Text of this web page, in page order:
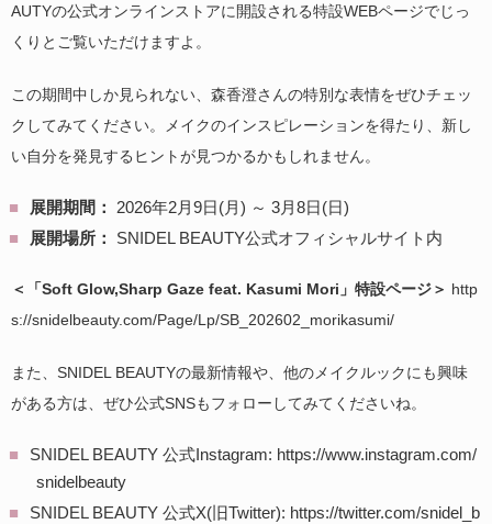
AUTYの公式オンラインストアに開設される特設WEBページでじっ
くりとご覧いただけますよ。
この期間中しか見られない、森香澄さんの特別な表情をぜひチェッ
クしてみてください。メイクのインスピレーションを得たり、新し
い自分を発見するヒントが見つかるかもしれません。
展開期間：
2026年2月9日(月) ～ 3月8日(日)
展開場所：
SNIDEL BEAUTY公式オフィシャルサイト内
＜「Soft Glow,Sharp Gaze feat. Kasumi Mori」特設ページ＞ http
s://snidelbeauty.com/Page/Lp/SB_202602_morikasumi/
また、SNIDEL BEAUTYの最新情報や、他のメイクルックにも興味
がある方は、ぜひ公式SNSもフォローしてみてくださいね。
SNIDEL BEAUTY 公式Instagram: https://www.instagram.com/
snidelbeauty
SNIDEL BEAUTY 公式X(旧Twitter): https://twitter.com/snidel_b